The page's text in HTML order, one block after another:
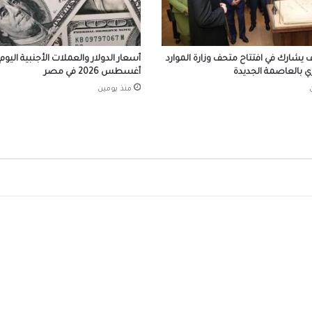
احتفالات جماهير طرابزون سبور بصفقة
صلاحيشارك في افتتاح متحف وزارة الموارد
بالعاصمة الجديدة
أغسطس 2026 في مصر
منذ يومين